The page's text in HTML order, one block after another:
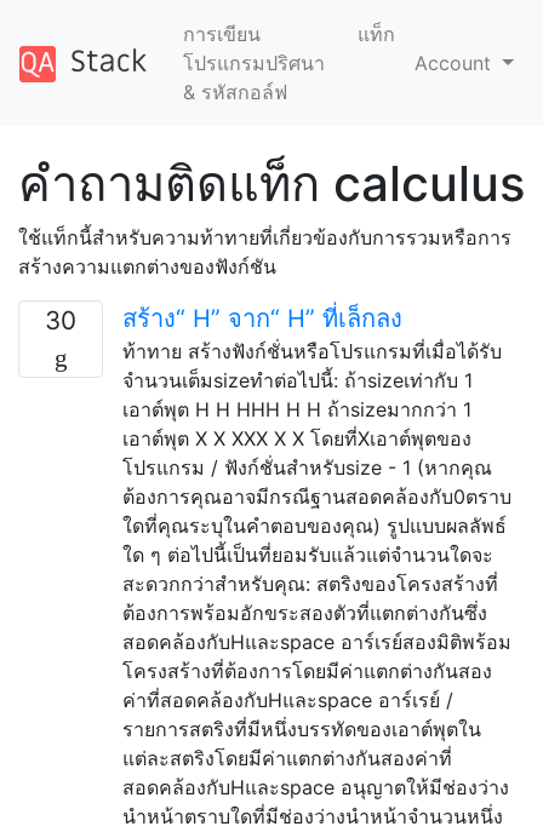
การเขียน
โปรแกรมปริศนา
& รหัสกอล์ฟ
แท็ก
Account
คำถามติดแท็ก calculus
ใช้แท็กนี้สำหรับความท้าทายที่เกี่ยวข้องกับการรวมหรือการ
สร้างความแตกต่างของฟังก์ชัน
30 สร้าง“ H” จาก“ H” ที่เล็กลง
ท้าทาย สร้างฟังก์ชั่นหรือโปรแกรมที่เมื่อได้รับ
จำนวนเต็มsizeทำต่อไปนี้: ถ้าsizeเท่ากับ 1
เอาต์พุต H H HHH H H ถ้าsizeมากกว่า 1
เอาต์พุต X X XXX X X โดยที่Xเอาต์พุตของ
โปรแกรม / ฟังก์ชั่นสำหรับsize - 1 (หากคุณ
ต้องการคุณอาจมีกรณีฐานสอดคล้องกับ0ตราบ
ใดที่คุณระบุในคำตอบของคุณ) รูปแบบผลลัพธ์
ใด ๆ ต่อไปนี้เป็นที่ยอมรับแล้วแต่จำนวนใดจะ
สะดวกกว่าสำหรับคุณ: สตริงของโครงสร้างที่
ต้องการพร้อมอักขระสองตัวที่แตกต่างกันซึ่ง
สอดคล้องกับHและspace อาร์เรย์สองมิติพร้อม
โครงสร้างที่ต้องการโดยมีค่าแตกต่างกันสอง
ค่าที่สอดคล้องกับHและspace อาร์เรย์ /
รายการสตริงที่มีหนึ่งบรรทัดของเอาต์พุตใน
แต่ละสตริงโดยมีค่าแตกต่างกันสองค่าที่
สอดคล้องกับHและspace อนุญาตให้มีช่องว่าง
นำหน้าตราบใดที่มีช่องว่างนำหน้าจำนวนหนึ่ง